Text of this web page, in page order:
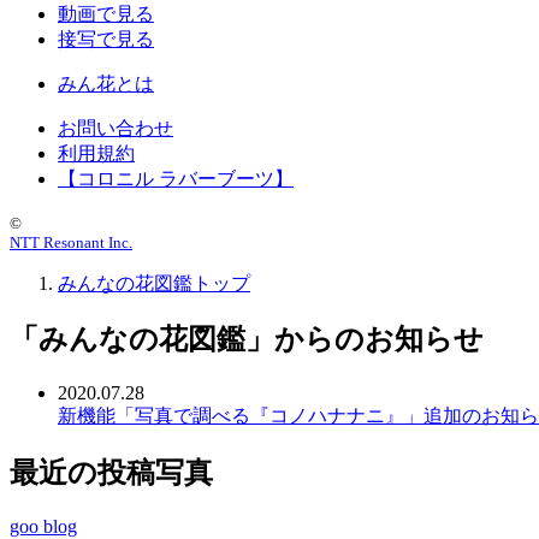
動画で見る
接写で見る
みん花とは
お問い合わせ
利用規約
【コロニル ラバーブーツ】
©
NTT Resonant Inc.
みんなの花図鑑トップ
「みんなの花図鑑」からのお知らせ
2020.07.28
新機能「写真で調べる『コノハナナニ』」追加のお知
最近の投稿写真
goo blog